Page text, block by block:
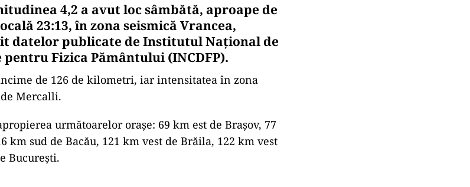
4,2 a avut loc sâmbătă, aproape de
23:13, în zona seismică Vrancea,
datelor publicate de Institutul Naţional de
Fizica Pământului (INCDFP).
de 126 de kilometri, iar intensitatea în zona
Mercalli.
următoarelor oraşe: 69 km est de Braşov, 77
km sud de Bacău, 121 km vest de Brăila, 122 km vest
Bucureşti.